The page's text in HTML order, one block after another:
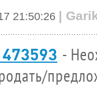
21:50:26 |
-